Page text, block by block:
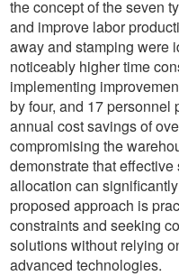
the concept of the seven
and improve labor
away and stamping were
noticeably higher time
implementing
by four, and 17
annual cost savings of
compromising the
demonstrate that
allocation can
proposed approach is
constraints and seeking
solutions without relying
advanced technologies.